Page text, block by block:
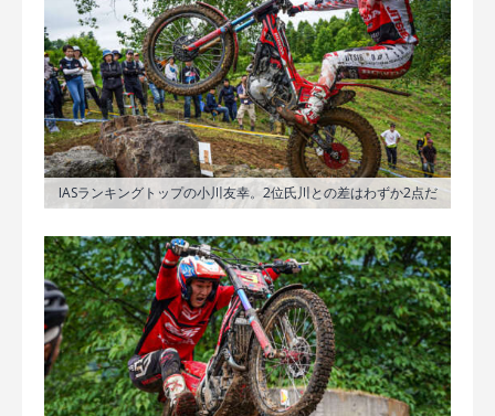
IASランキングトップの小川友幸。2位氏川との差はわずか2点だ